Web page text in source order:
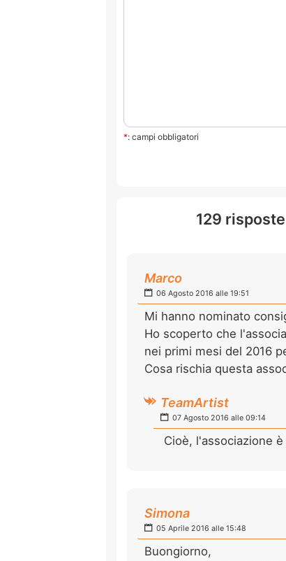
*: campi obbligatori
129
Marco
06 Agosto 2016 alle 19:51
Mi hanno nominato
Ho scoperto che
nei primi mesi del 2016
Cosa rischia questa
TeamArtist
07 Agosto 2016 alle 09:14
Cioè, l'associazione
Simona
05 Aprile 2016 alle 15:48
Buongiorno,